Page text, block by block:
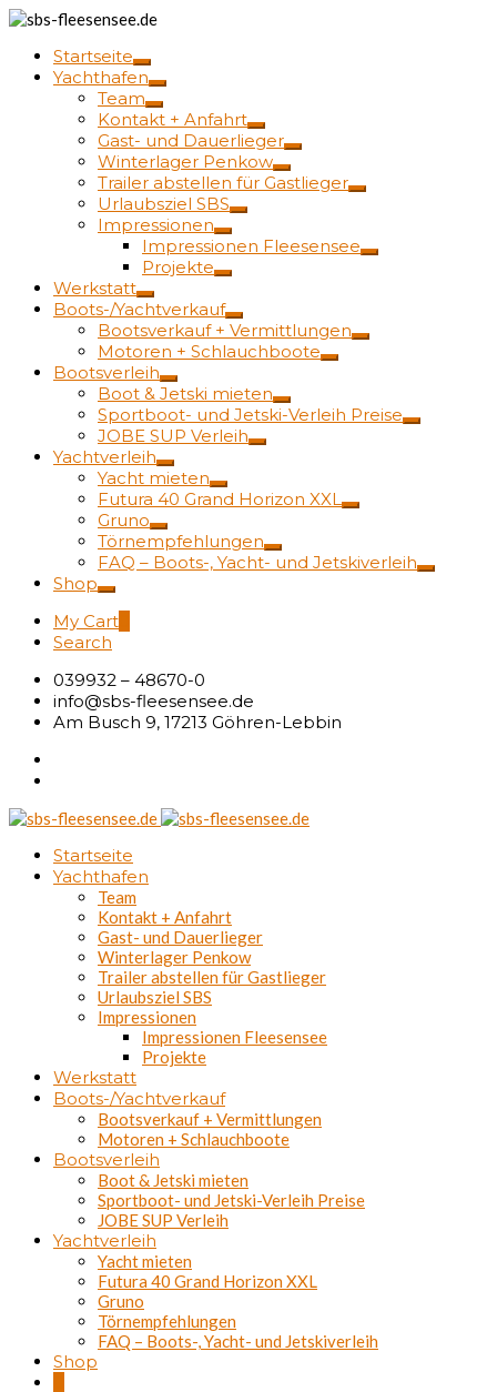
Startseite
Yachthafen
Team
Kontakt + Anfahrt
Gast- und Dauerlieger
Winterlager Penkow
Trailer abstellen für Gastlieger
Urlaubsziel SBS
Impressionen
Impressionen Fleesensee
Projekte
Werkstatt
Boots-/Yachtverkauf
Bootsverkauf + Vermittlungen
Motoren + Schlauchboote
Bootsverleih
Boot & Jetski mieten
Sportboot- und Jetski-Verleih Preise
JOBE SUP Verleih
Yachtverleih
Yacht mieten
Futura 40 Grand Horizon XXL
Gruno
Törnempfehlungen
FAQ – Boots-, Yacht- und Jetskiverleih
Shop
My Cart
Search
039932 – 48670-0
info@sbs-fleesensee.de
Am Busch 9, 17213 Göhren-Lebbin
Startseite
Yachthafen
Team
Kontakt + Anfahrt
Gast- und Dauerlieger
Winterlager Penkow
Trailer abstellen für Gastlieger
Urlaubsziel SBS
Impressionen
Impressionen Fleesensee
Projekte
Werkstatt
Boots-/Yachtverkauf
Bootsverkauf + Vermittlungen
Motoren + Schlauchboote
Bootsverleih
Boot & Jetski mieten
Sportboot- und Jetski-Verleih Preise
JOBE SUP Verleih
Yachtverleih
Yacht mieten
Futura 40 Grand Horizon XXL
Gruno
Törnempfehlungen
FAQ – Boots-, Yacht- und Jetskiverleih
Shop